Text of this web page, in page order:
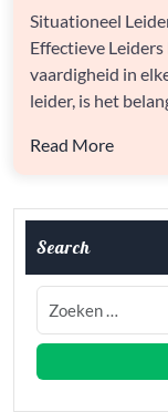
Situationeel
Effectieve
vaardigheid in
leider, is het
Read More
Search